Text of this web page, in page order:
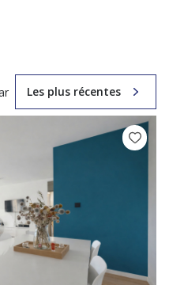
Les plus récentes